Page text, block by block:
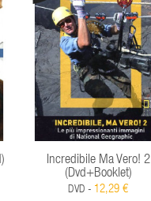
Incredibile Ma Vero! 2
(Dvd+Booklet)
DVD - 12,29 €